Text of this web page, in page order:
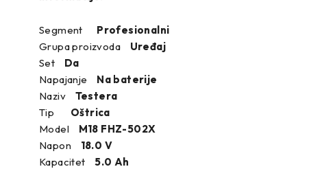
Segment Profesionalni
Grupa proizvoda
Uređaj
Set Da
Napajanje Na baterije
Naziv Testera
Tip Oštrica
Model M18 FHZ-502X
Napon 18.0 V
Kapacitet5.0 Ah